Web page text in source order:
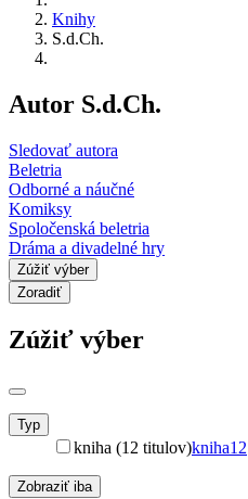
Knihy
S.d.Ch.
Autor S.d.Ch.
Sledovať autora
Beletria
Odborné a náučné
Komiksy
Spoločenská beletria
Dráma a divadelné hry
Zúžiť výber
Zoradiť
Zúžiť výber
Typ
kniha (12 titulov)kniha12
Zobraziť iba